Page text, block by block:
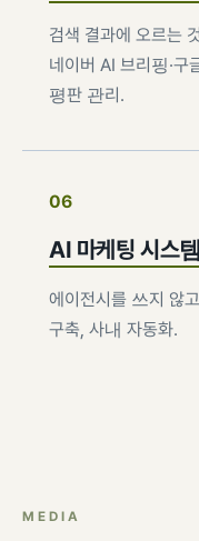
검색 결과에 오르는
네이버 AI 브리핑·구
평판 관리.
06
AI 마케팅 시스템
에이전시를 쓰지 않
구축, 사내 자동화.
MEDIA